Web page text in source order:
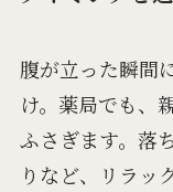
腹が立った瞬間
け。薬局でも、
ふさぎます。落
りなど、リラッ